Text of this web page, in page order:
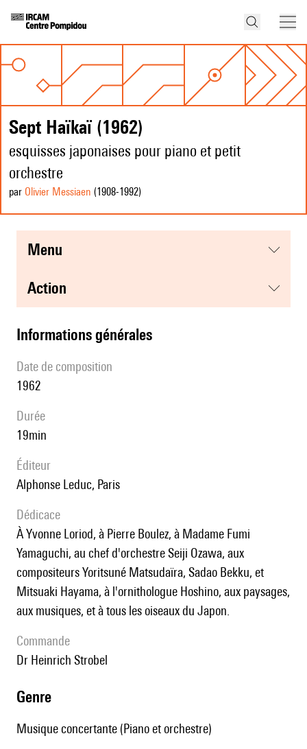
Sept Haïkaï (1962)
esquisses japonaises pour piano et petit
orchestre
par Olivier Messiaen (1908-1992)
menu
action
informations générales
date de composition
1962
durée
19min
éditeur
Alphonse Leduc, Paris
Dédicace
À Yvonne Loriod, à Pierre Boulez, à Madame Fumi
Yamaguchi, au chef d'orchestre Seiji Ozawa, aux
compositeurs Yoritsuné Matsudaïra, Sadao Bekku, et
Mitsuaki Hayama, à l'ornithologue Hoshino, aux paysages,
aux musiques, et à tous les oiseaux du Japon.
Commande
Dr Heinrich Strobel
genre
Musique concertante (Piano et orchestre)